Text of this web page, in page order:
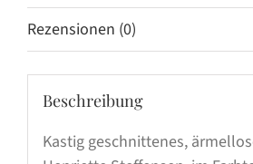
Rezensionen (0)
Beschreibung
Kastig geschnittenes,